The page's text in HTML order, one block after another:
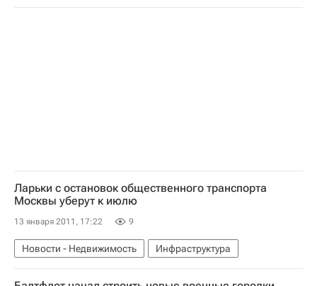
Ларьки с остановок общественного транспорта
Москвы уберут к июлю
13 января 2011, 17:22 9
Новости - Недвижимость Инфраструктура